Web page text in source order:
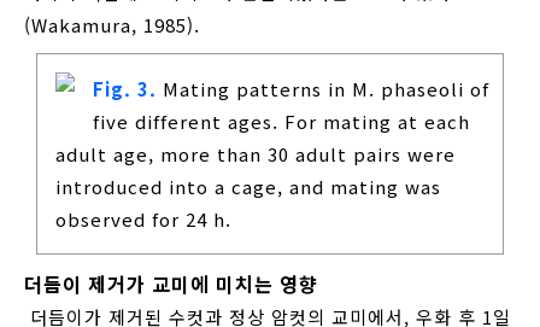
(Wakamura, 1985).
Fig. 3. Mating patterns in M. phaseoli of
five different ages. For mating at each
adult age, more than 30 adult pairs were
introduced into a cage, and mating was
observed for 24 h.
더듬이 제거가 교미에 미치는 영향
더듬이가 제거된 수컷과 정상 암컷의 교미에서, 우화 후 1일